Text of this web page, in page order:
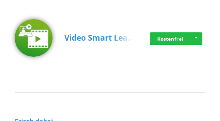
Video Smart Lea… Kostenfrei